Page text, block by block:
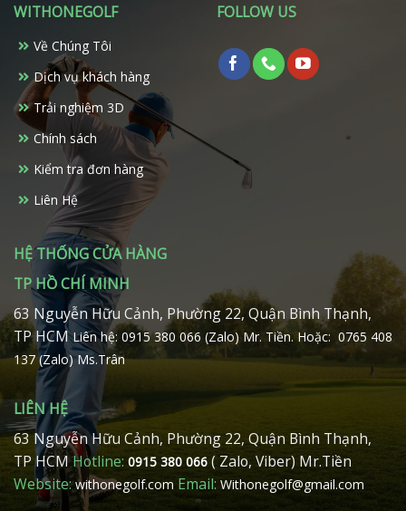
WITHONEGOLF
Về Chúng Tôi
Dịch vụ khách hàng
Trải nghiệm 3D
Chính sách
Kiểm tra đơn hàng
Liên Hệ
FOLLOW US
HỆ THỐNG CỬA HÀNG
TP HỒ CHÍ MINH
63 Nguyễn Hữu Cảnh, Phường 22, Quận Bình Thạnh,
TP HCMLiên hệ: 0915 380 066 (Zalo) Mr. Tiền. Hoặc: 0765 408
137 (Zalo) Ms.Trân
LIÊN HỆ
63 Nguyễn Hữu Cảnh, Phường 22, Quận Bình Thạnh,
TP HCMHotline: 0915 380 066 ( Zalo, Viber) Mr.Tiền
Website:withonegolf.com Email: Withonegolf@gmail.com